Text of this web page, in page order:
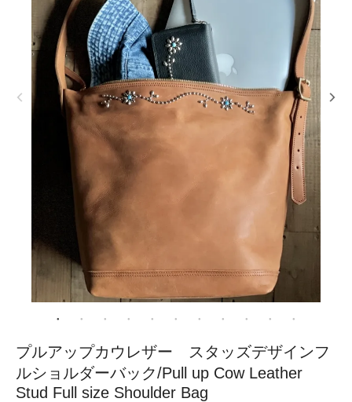
プルアップカウレザー スタッズデザインフ
ルショルダーバック/Pull up Cow Leather
Stud Full size Shoulder Bag